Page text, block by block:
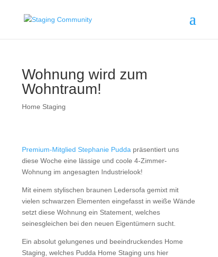
Wohnung wird zum
Wohntraum!
Home Staging
Premium-Mitglied Stephanie Pudda präsentiert uns
diese Woche eine lässige und coole 4-Zimmer-
Wohnung im angesagten Industrielook!
Mit einem stylischen braunen Ledersofa gemixt mit
vielen schwarzen Elementen eingefasst in weiße Wände
setzt diese Wohnung ein Statement, welches
seinesgleichen bei den neuen Eigentümern sucht.
Ein absolut gelungenes und beeindruckendes Home
Staging, welches Pudda Home Staging uns hier